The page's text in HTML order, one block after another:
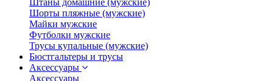
Штаны домашние (мужские)
Шорты пляжные (мужские)
Майки мужские
Футболки мужские
Трусы купальные (мужские)
Бюстгальтеры и трусы
Аксессуары
Аксессуары